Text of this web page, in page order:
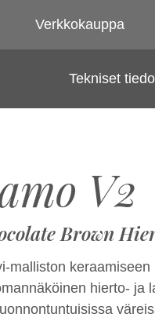
Verkkokauppa
Tekniset
V2
Brown
malliston
hierto- ja